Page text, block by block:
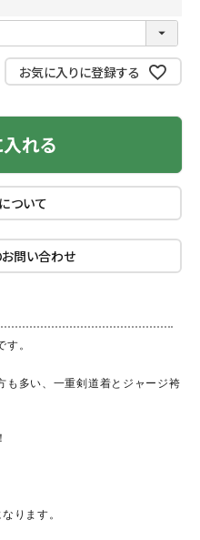
お気に入りに登録する
れる
ついて
問い合わせ
。
も多い、一重剣道着とジャージ袴
ります。